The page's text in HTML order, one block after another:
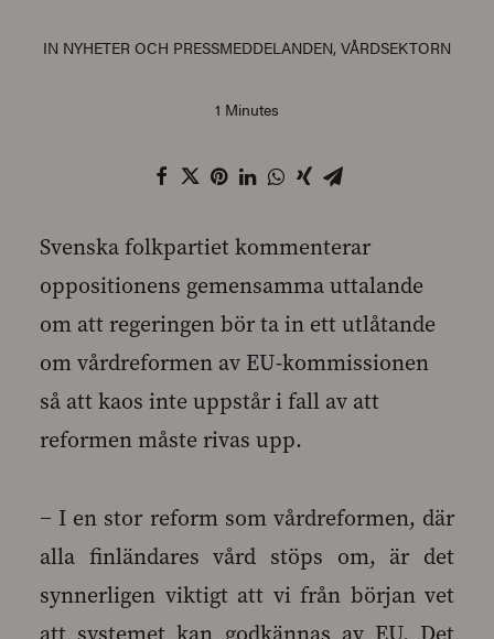
IN NYHETER OCH PRESSMEDDELANDEN, VÅRDSEKTORN
1 Minutes
Svenska folkpartiet kommenterar
oppositionens gemensamma uttalande
om att regeringen bör ta in ett utlåtande
om vårdreformen av EU-kommissionen
så att kaos inte uppstår i fall av att
reformen måste rivas upp.
− I en stor reform som vårdreformen, där
alla finländares vård stöps om, är det
synnerligen viktigt att vi från början vet